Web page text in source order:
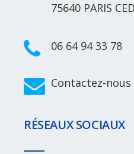
75640 PARIS
06 64 94 33 78
Contactez-nous
RÉSEAUX SOCIAUX